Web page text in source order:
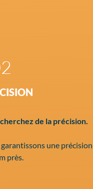
de la précision.
une précision
près.